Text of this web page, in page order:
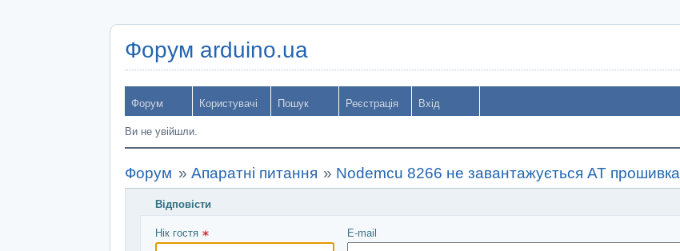
Форум arduino.ua
Форум Користувачі Пошук Реєстрація Вхід
Ви не увійшли.
Форум » Апаратні питання » Nodemcu 8266 не завантажується AT прошивка
Відповісти
Введіть повідомлення і натисніть Надіслати
Нік гостя E-mail